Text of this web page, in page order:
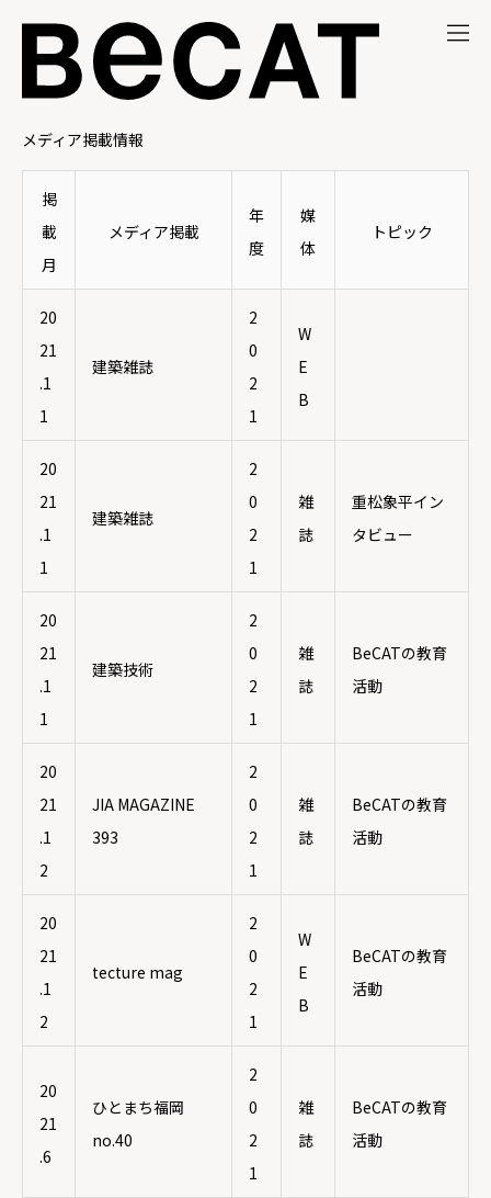
MENU
NEWS
ABOUT
MEMBER
STUDIO
MEDIA
AWARD
DATABASE
SOCIAL
FACEBOOK
INSTAGRAM
TWITTER
CONTACT
BECAT.OFFICE@ARCH.KYUSHU-U.AC.JP
OPEN ON THE MAP
メディア掲載情報
掲
載
月
メディア掲載
年
度
媒
体
トピック
20
21
.1
1
建築雑誌
2
0
2
1
W
E
B
20
21
.1
1
建築雑誌
2
0
2
1
雑
誌
重松象平イン
タビュー
20
21
.1
1
建築技術
2
0
2
1
雑
誌
BeCATの教育
活動
20
21
.1
2
JIA MAGAZINE
393
2
0
2
1
雑
誌
BeCATの教育
活動
20
21
.1
2
tecture mag
2
0
2
1
W
E
B
BeCATの教育
活動
20
21
.6
ひとまち福岡
no.40
2
0
2
1
雑
誌
BeCATの教育
活動